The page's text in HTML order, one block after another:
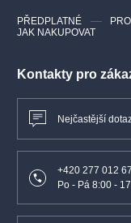
Kontakty pro
Nejčastější
+420 277 012
Po - Pá 8:00 -
PŘEDPLATNÉ
JAK NAKUPOVAT